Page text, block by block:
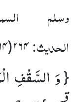
وسلم
الحدیث:۲۶۴(۱۶۴)
{وَ السَّقْفِ